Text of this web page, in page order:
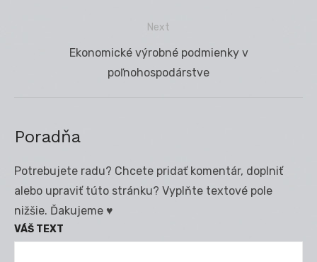
Next
Ekonomické výrobné podmienky v
poľnohospodárstve
Poradňa
Potrebujete radu? Chcete pridať komentár, doplniť
alebo upraviť túto stránku? Vyplňte textové pole
nižšie. Ďakujeme ♥
VÁŠ TEXT